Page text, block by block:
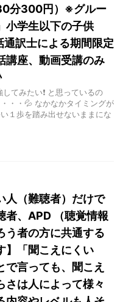
分300円）※グルー
小学生以下の子供
通訳士による期間限定
講座、動画受講のみ
てみたい❗ と思っているの
・・💦 なかなかタイミングが
１歩を踏み出せないままにな
人（難聴者）だけで
者、APD （聴覚情報
う者の方に共通する
】「聞こえにくい
で言っても、聞こえ
さは人によって様々